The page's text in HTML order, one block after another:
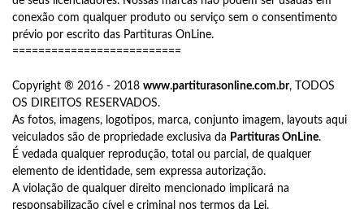
conexão com qualquer produto ou serviço sem o consentimento
prévio por escrito das Partituras OnLine.
==========================
Copyright ® 2016 - 2018 www.partiturasonline.com.br, TODOS
OS DIREITOS RESERVADOS.
As fotos, imagens, logotipos, marca, conjunto imagem, layouts aqui
veiculados são de propriedade exclusiva da Partituras OnLine.
É vedada qualquer reprodução, total ou parcial, de qualquer
elemento de identidade, sem expressa autorização.
A violação de qualquer direito mencionado implicará na
responsabilização cível e criminal nos termos da Lei.